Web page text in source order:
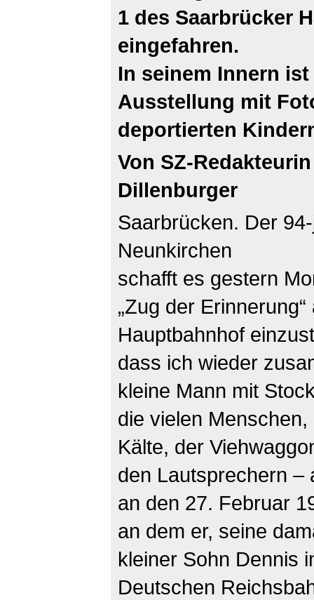
1 des Saarbrücker
eingefahren.
In seinem Innern
Ausstellung mit
deportierten
Von SZ-
Dillenburger
Saarbrücken. Der
Neunkirchen
schafft es gestern
„Zug der
Hauptbahnhof
dass ich wieder
kleine Mann mit
die vielen
Kälte, der
den Lautsprechern –
an den 27. Februar
an dem er, seine
kleiner Sohn Dennis
Deutschen